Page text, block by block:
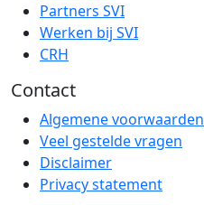
Partners SVI
Werken bij SVI
CRH
Contact
Algemene voorwaarden
Veel gestelde vragen
Disclaimer
Privacy statement